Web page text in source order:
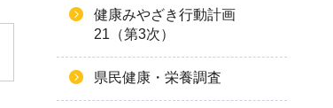
健康みやざき行動計画
21（第3次）
県民健康・栄養調査